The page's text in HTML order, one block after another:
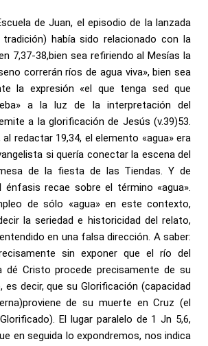
de Juan, el episodio de la lanzada
había sido relacionado con la
7,37-38,bien sea refiriendo al Mesías la
correrán ríos de agua viva», bien sea
la expresión «el que tenga sed que
a la luz de la interpretación del
a la glorificación de Jesús (v.39)53.
redactar 19,34, el elemento «agua» era
si quería conectar la escena del
de la fiesta de las Tiendas. Y de
énfasis recae sobre el término «agua».
de sólo «agua» en este contexto,
la seriedad e historicidad del relato,
en una falsa dirección. A saber:
sin exponer que el río del
dé Cristo procede precisamente de su
es decir, que su Glorificación (capacidad
de su muerte en Cruz (el
El lugar paralelo de 1 Jn 5,6,
en seguida lo expondremos, nos indica